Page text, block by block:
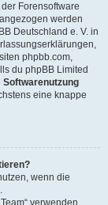
Forensoftware
werden
Deutschland e. V. in
phpbb.com,
du phpBB Limited
Softwarenutzung
eine knappe
wenn die
verwenden.